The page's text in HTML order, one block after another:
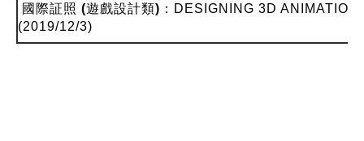
國際証照 (遊戲設計類) ：DESIGNING 3D
(2019/12/3)